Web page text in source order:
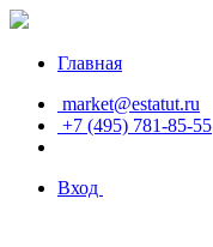
Главная
market@estatut.ru
+7 (495) 781-85-55
Вход